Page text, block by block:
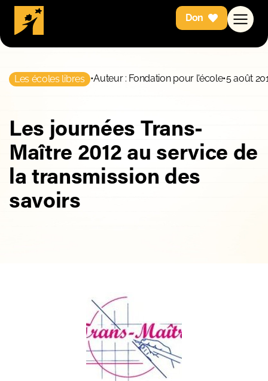
Don
Les écoles libres •Auteur : Fondation pour l'école•5 août
Les journées Trans-
Maître 2012 au service de
la transmission des
savoirs